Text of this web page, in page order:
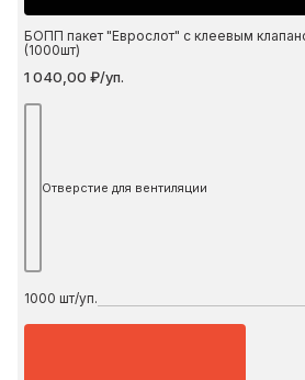
БОПП пакет "Еврослот" с клеевым
(1000шт)
1 040,00 ₽/уп.
Отверстие для вентиляции
1000 шт/уп.